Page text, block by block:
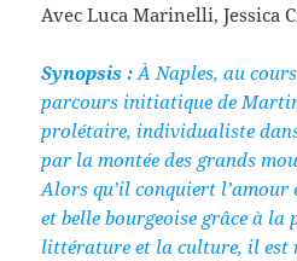
Avec Luca Marinelli, Jessica
Synopsis : À Naples, au
parcours initiatique de
prolétaire, individualiste
par la montée des grands
Alors qu’il conquiert l’amour
et belle bourgeoise grâce à la
littérature et la culture, il est